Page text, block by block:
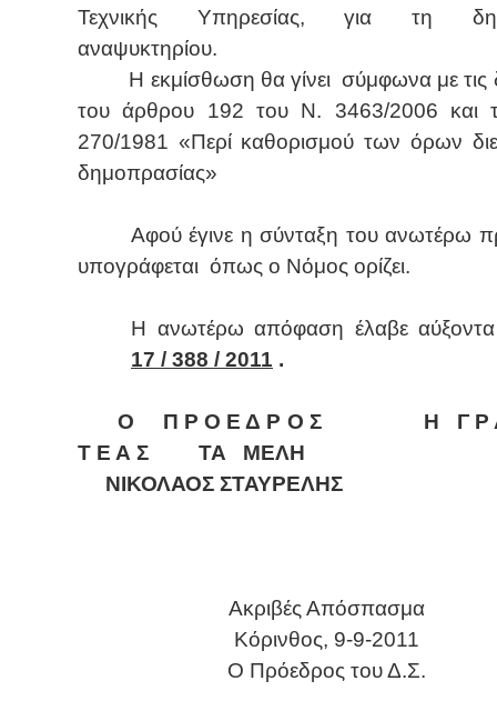
Τεχνικής Υπηρεσίας, για τη
αναψυκτηρίου.
Η εκμίσθωση θα γίνει σύμφωνα με τις
του άρθρου 192 του Ν. 3463/2006 και
270/1981 «Περί καθορισμού των όρων
δημοπρασίας»
Αφού έγινε η σύνταξη του ανωτέρω
υπογράφεται όπως ο Νόμος ορίζει.
Η ανωτέρω απόφαση έλαβε αύξοντα
17 / 388 / 2011 .
Ο Π Ρ Ο Ε Δ Ρ Ο Σ Η
Γ
Τ Ε Α Σ
ΤΑ
ΜΕΛΗ
ΝΙΚΟΛΑΟΣ ΣΤΑΥΡΕΛΗΣ
Ακριβές Απόσπασμα
Κόρινθος, 9-9-2011
O Πρόεδρος του Δ.Σ.